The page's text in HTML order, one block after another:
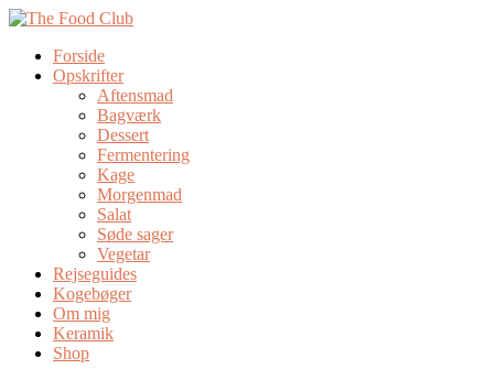
Forside
Opskrifter
Aftensmad
Bagværk
Dessert
Fermentering
Kage
Morgenmad
Salat
Søde sager
Vegetar
Rejseguides
Kogebøger
Om mig
Keramik
Shop